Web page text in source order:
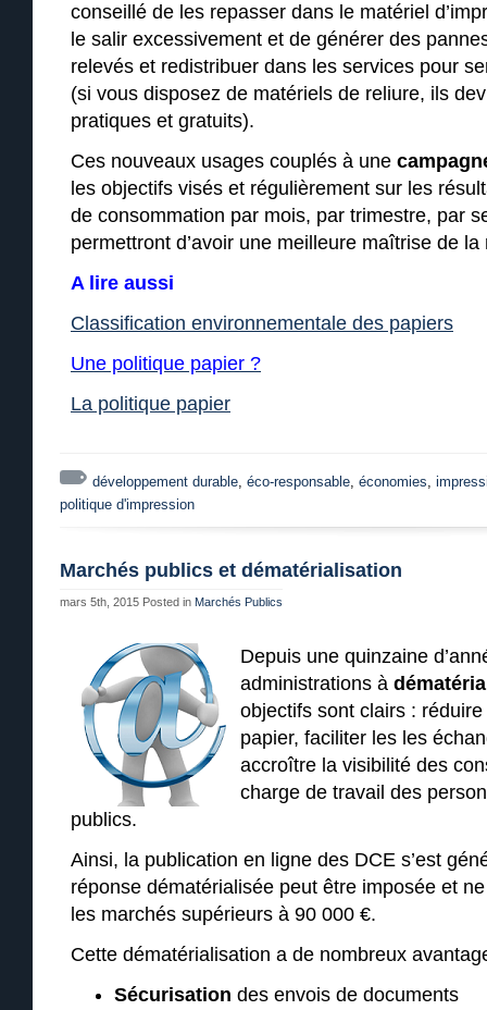
conseillé de les repasser dans le matériel
le salir excessivement et de générer des
relevés et redistribuer dans les services pour
(si vous disposez de matériels de reliure, ils
pratiques et gratuits).
Ces nouveaux usages couplés à une
les objectifs visés et régulièrement sur les
de consommation par mois, par trimestre, par
permettront d’avoir une meilleure maîtrise de
A lire aussi
Classification environnementale des papiers
Une politique papier ?
La politique papier
développement durable, éco-responsable, économies,
politique d'impression
Marchés publics et dématérialisation
mars 5th, 2015 Posted in Marchés Publics
Depuis une quinzaine
administrations à
objectifs sont clairs :
papier, faciliter les les
accroître la visibilité des
charge de travail des
publics.
Ainsi, la publication en ligne des DCE s’est
réponse dématérialisée peut être imposée et
les marchés supérieurs à 90 000 €.
Cette dématérialisation a de nombreux
Sécurisation des envois de documents